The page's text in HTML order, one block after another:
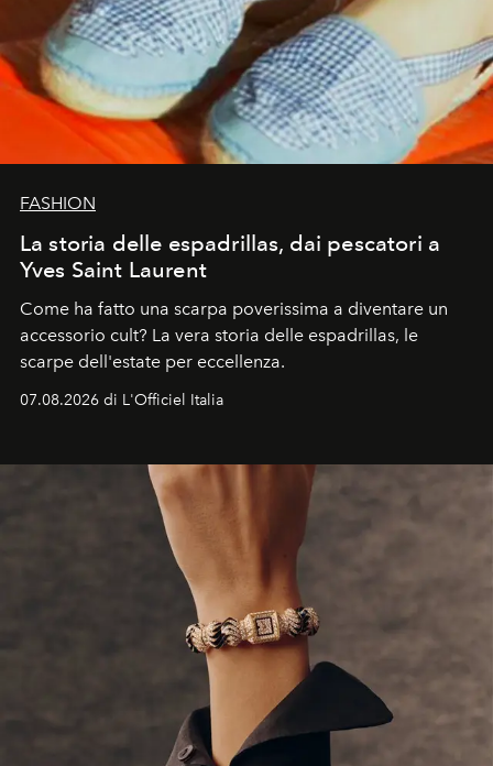
FASHION
La storia delle espadrillas, dai pescatori a
Yves Saint Laurent
Come ha fatto una scarpa poverissima a diventare un
accessorio cult? La vera storia delle espadrillas, le
scarpe dell'estate per eccellenza.
07.08.2026 di L'Officiel Italia